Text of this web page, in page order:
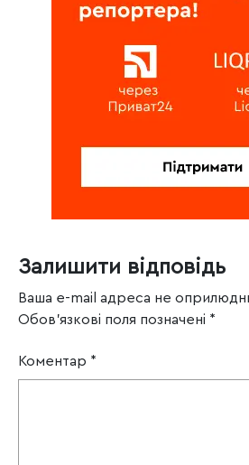
Залишити відповідь
Ваша e-mail адреса не
Обов’язкові поля позначені *
Коментар *